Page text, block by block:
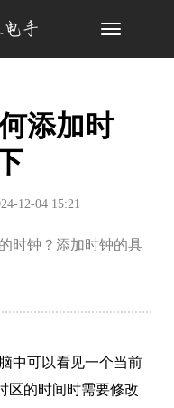
Toggle
添加时
12-04 15:21
时钟？添加时钟的具
中可以看见一个当前
区的时间时需要修改